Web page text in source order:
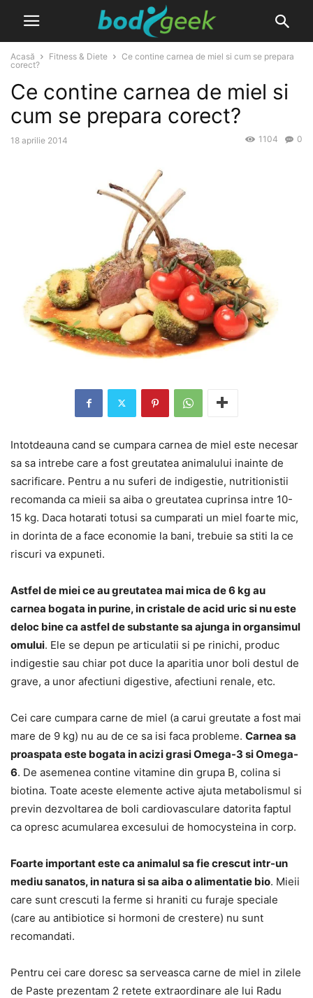
Acasă Fitness & Diete
Ce contine carnea de miel si cum se prepara
corect?
Ce contine carnea de miel si
cum se prepara corect?
18 aprilie 2014 0
1104
Intotdeauna cand se cumpara carnea de miel este necesar
sa sa intrebe care a fost greutatea animalului inainte de
sacrificare. Pentru a nu suferi de indigestie, nutritionistii
recomanda ca mieii sa aiba o greutatea cuprinsa intre 10-
15 kg. Daca hotarati totusi sa cumparati un miel foarte mic,
in dorinta de a face economie la bani, trebuie sa stiti la ce
riscuri va expuneti.
Astfel de miei ce au greutatea mai mica de 6 kg au
carnea bogata in purine, in cristale de acid uric si nu este
deloc bine ca astfel de substante sa ajunga in organsimul
omului. Ele se depun pe articulatii si pe rinichi, produc
indigestie sau chiar pot duce la aparitia unor boli destul de
grave, a unor afectiuni digestive, afectiuni renale, etc.
Cei care cumpara carne de miel (a carui greutate a fost mai
mare de 9 kg) nu au de ce sa isi faca probleme. Carnea sa
proaspata este bogata in acizi grasi Omega-3 si Omega-
6. De asemenea contine vitamine din grupa B, colina si
biotina. Toate aceste elemente active ajuta metabolismul si
previn dezvoltarea de boli cardiovasculare datorita faptul
ca opresc acumularea excesului de homocysteina in corp.
Foarte important este ca animalul sa fie crescut intr-un
mediu sanatos, in natura si sa aiba o alimentatie bio. Mieii
care sunt crescuti la ferme si hraniti cu furaje speciale
(care au antibiotice si hormoni de crestere) nu sunt
recomandati.
Pentru cei care doresc sa serveasca carne de miel in zilele
de Paste prezentam 2 retete extraordinare ale lui Radu